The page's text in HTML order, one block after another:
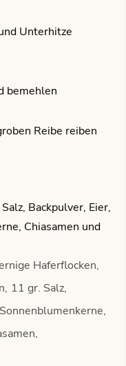
Unterhitze
bemehlen
Reibe reiben
Backpulver, Eier,
Chiasamen und
Haferflocken,
11 gr. Salz,